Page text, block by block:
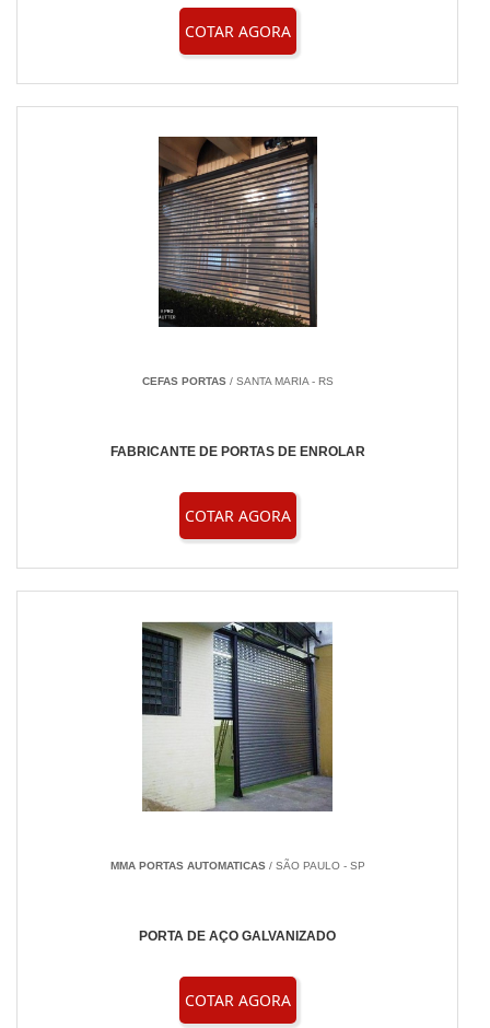
COTAR AGORA
CEFAS PORTAS/ SANTA MARIA - RS
FABRICANTE DE PORTAS DE ENROLAR
COTAR AGORA
MMA PORTAS AUTOMATICAS/ SÃO PAULO - SP
PORTA DE AÇO GALVANIZADO
COTAR AGORA